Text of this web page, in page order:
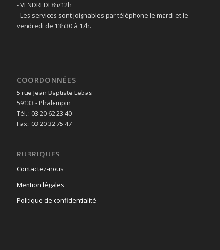
- VENDREDI 8h/12h
- Les services sont joignables par téléphone le mardi et le
vendredi de 13h30 à 17h.
COORDONNÉES
5 rue Jean Baptiste Lebas
59133 - Phalempin
Tél. : 03 20 62 23 40
Fax.: 03 20 32 75 47
RUBRIQUES
Contactez-nous
Mention légales
Politique de confidentialité